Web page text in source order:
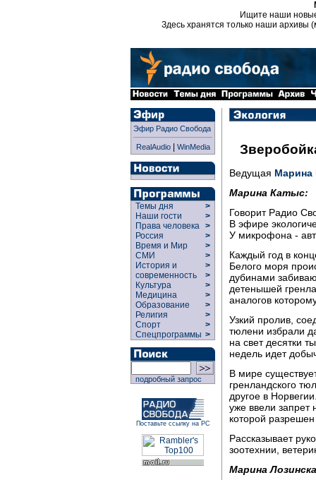
Ищите наши
Здесь хранятся только наши архивы
Эфир Радио Свобода
RealAudio| WinMedia
Темы дня
>
Наши гости
>
Права человека >
Россия
>
Время и Мир
>
СМИ
>
История и
современность
>
>
Культура
>
Медицина
>
Образование
>
Религия
>
Спорт
>
Спецпрограммы >
подробный запрос
Поставьте ссылку на РС
Ведущая Марина
Марина Катыс:
Говорит Радио
В эфире
У микрофона -
Каждый год в
Белого моря
дубинами
детенышей
аналогов
Узкий пролив,
тюлени избрали
на свет десятки
недель идет
В мире
гренландского
другое в
уже ввели запрет
которой
Рассказывает
зоотехнии,
Марина